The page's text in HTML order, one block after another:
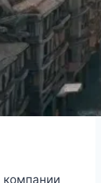
компании